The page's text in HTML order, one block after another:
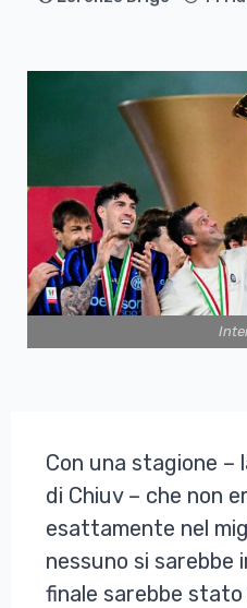
Con una stagione –
di Chiuv – che non
esattamente nel
nessuno si sarebbe
finale sarebbe